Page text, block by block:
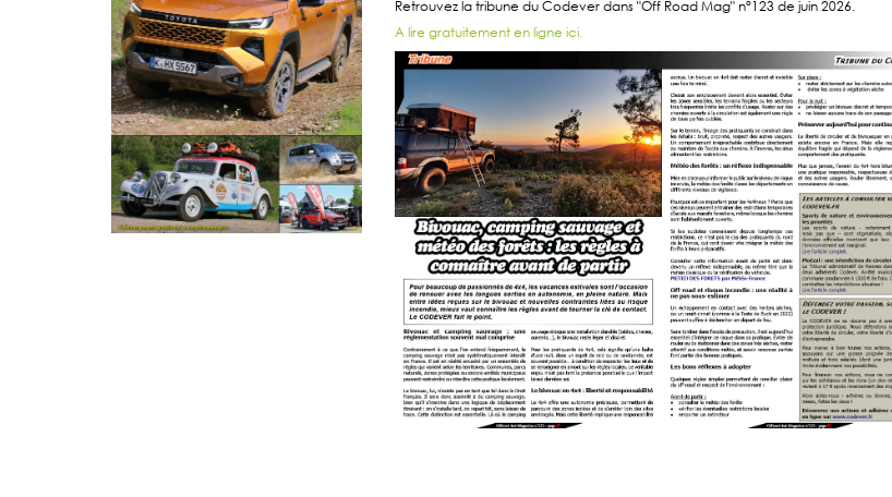
Retrouvez la tribune du Codever dans "Off Road Mag" n°123 de juin 2026.
A lire gratuitement en ligne ici.